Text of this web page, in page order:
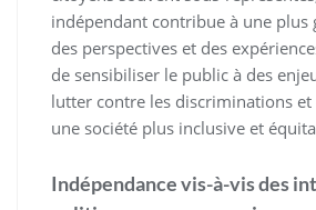
indépendant contribue à une plus
des perspectives et des
de sensibiliser le public à des
lutter contre les discriminations et
une société plus inclusive et
Indépendance vis-à-vis des